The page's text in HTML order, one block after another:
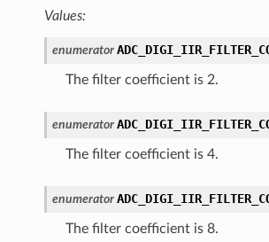
Values:
enumerator
The filter coefficient is 2.
enumerator
The filter coefficient is 4.
enumerator
The filter coefficient is 8.